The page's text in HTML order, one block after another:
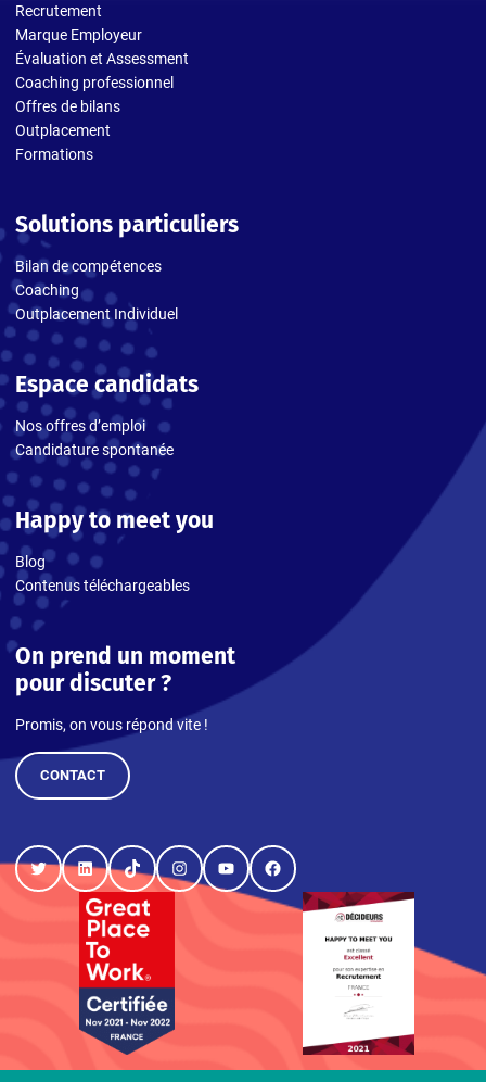
Recrutement
Marque Employeur
Évaluation et Assessment
Coaching professionnel
Offres de bilans
Outplacement
Formations
Solutions particuliers
Bilan de compétences
Coaching
Outplacement Individuel
Espace candidats
Nos offres d’emploi
Candidature spontanée
Happy to meet you
Blog
Contenus téléchargeables
On prend un moment
pour discuter ?
Promis, on vous répond vite !
CONTACT
TwitterLinkedInTikTokInstagram
YouTubeFacebook